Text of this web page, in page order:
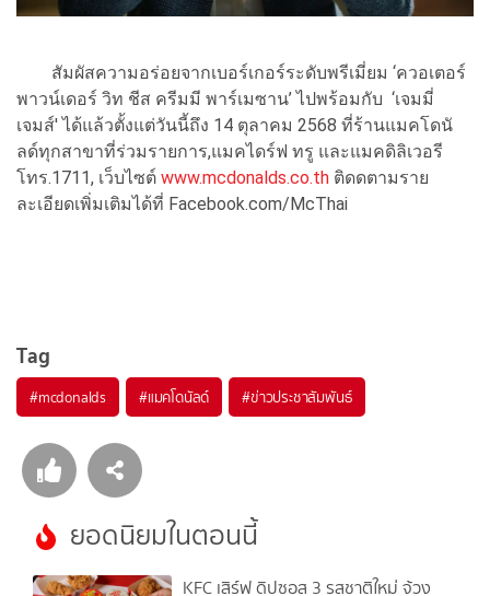
สัมผัสความอร่อยจากเบอร์เกอร์ระดับพรีเมี่ยม ‘ควอเตอร์
พาวน์เดอร์ วิท ชีส ครีมมี พาร์เมซาน’ ไปพร้อมกับ ‘เจมมี่
เจมส์' ได้แล้วตั้งแต่วันนี้ถึง 14 ตุลาคม 2568 ที่ร้านแมคโดนั
ลด์ทุกสาขาที่ร่วมรายการ,แมคไดร์ฟ ทรู และแมคดิลิเวอรี
โทร.1711, เว็บไซต์ www.mcdonalds.co.th ติดดตามราย
ละเอียดเพิ่มเติมได้ที่ Facebook.com/McThai
Tag
#mcdonalds #แมคโดนัลด์ #ข่าวประชาสัมพันธ์
ยอดนิยมในตอนนี้
KFC เสิร์ฟ ดิปซอส 3 รสชาติใหม่ จ้วง